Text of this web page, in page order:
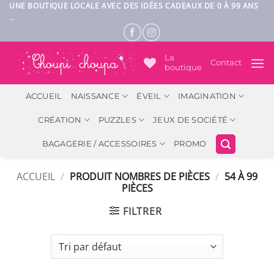
Passer
au
UNE BOUTIQUE LOCALE AVEC DES IDÉES CADEAUX DE 0 À 99 ANS
..
La
boutique
Contact
ACCUEIL NAISSANCE ÉVEIL IMAGINATION
CRÉATION PUZZLES JEUX DE SOCIÉTÉ
BAGAGERIE / ACCESSOIRES PROMO
ACCUEIL / PRODUIT NOMBRES DE PIÈCES / 54 À 99
PIÈCES
FILTRER